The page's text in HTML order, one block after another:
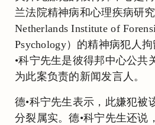
兰法院精神病和心理疾病研
Netherlands Institute of
Psychology）的精神病犯人
•科宁先生是彼得邦中心公共
为此案负责的新闻发言人。
德•科宁先生表示，此嫌犯被
分裂属实。德•科宁先生还说